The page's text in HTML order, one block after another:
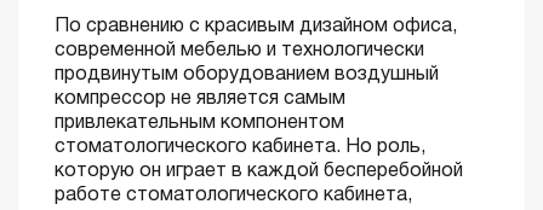
По сравнению с красивым дизайном офиса,
современной мебелью и технологически
продвинутым оборудованием воздушный
компрессор не является самым
привлекательным компонентом
стоматологического кабинета. Но роль,
которую он играет в каждой бесперебойной
работе стоматологического кабинета,